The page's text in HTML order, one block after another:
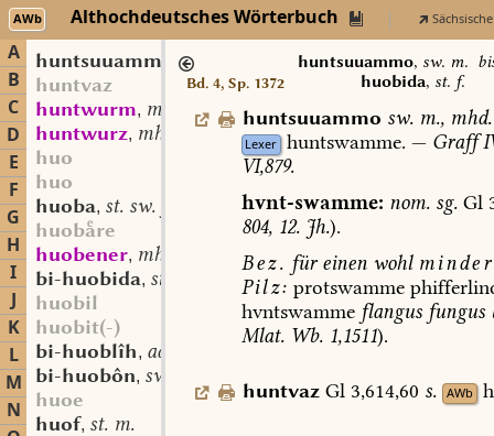
AWb Althochdeutsches Wörterbuch
A
B
C
D
E
F
G
H
I
J
K
L
M
N
huntsuuammo ,sw. m.
huntvaz
huntwurm, mhd. st. m.
huntwurz, mhd. st. f.
huo
huo
huoba, st. sw. f.
huobre
huobener, mhd. st. (?) m.
bi-huobida, st. f.
huobil
huobit(-)
bi-huoblîh, adj.
bi-huobôn, sw. v.
huoe
huof, st. m.
Bd. 4, Sp. 1372
huntsuuammo, sw. m.
huobida, st. f.
huntsuuammo sw. m., mhd.
Lexer huntswamme. — Graff
VI,879.
hvnt-swamme: nom.sg.Gl
804,12.Jh.).
Bez. füreinen wohl
Pilz: protswamme
hvntswamme flangusfungus
Mlat.Wb.1,1511).
huntvaz Gl 3,614,60 s. AWb